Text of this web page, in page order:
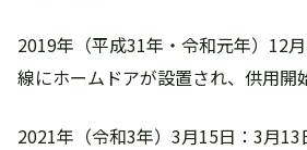
2019年（平成31年・令和元年）12
線にホームドアが設置され、供用開
2021年（令和3年）3月15日：3月